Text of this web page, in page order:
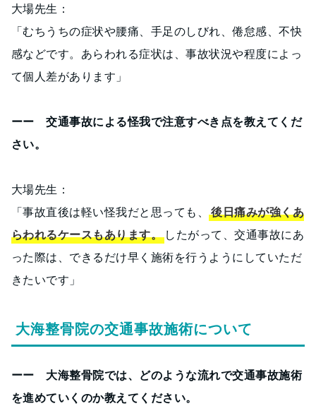
大場先生：
「むちうちの症状や腰痛、手足のしびれ、倦怠感、不快
感などです。あらわれる症状は、事故状況や程度によっ
て個人差があります」
ーー 交通事故による怪我で注意すべき点を教えてくだ
さい。
大場先生：
「事故直後は軽い怪我だと思っても、後日痛みが強くあ
らわれるケースもあります。 したがって、交通事故にあ
った際は、できるだけ早く施術を行うようにしていただ
きたいです」
大海整骨院の交通事故施術について
ーー 大海整骨院では、どのような流れで交通事故施術
を進めていくのか教えてください。